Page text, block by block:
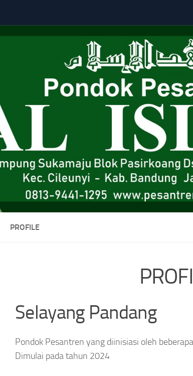
PROFILE
Selayang Pandang
Pondok Pesantren yang diinisiasi oleh
Dimulai pada tahun 2024